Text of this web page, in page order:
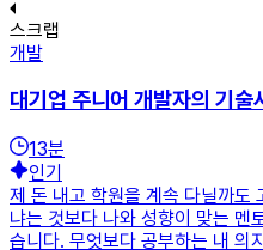
스크랩
개발
대기업 주니어 개발자의 기술
13분
인기
제 돈 내고 학원을 계속 다닐까도
냐는 것보다 나와 성향이 맞는 멘
습니다. 무엇보다 공부하는 내 의